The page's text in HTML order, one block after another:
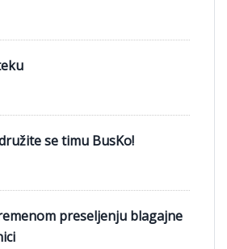
se timu BusKo!
preseljenju blagajne